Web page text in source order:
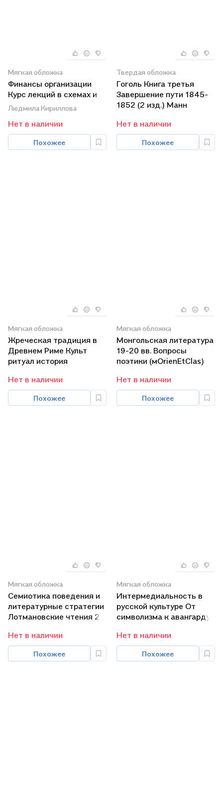
Мягкая обложка
Финансы организации
Курс лекций в схемах и
таблицах (2 изд.) (м)
Людмила Кириллова
Нет в наличии
Похожее
Твердая обложка
Гоголь Книга третья
Завершение пути 1845-
1852 (2 изд.) Манн
Нет в наличии
Похожее
Мягкая обложка
Жреческая традиция в
Древнем Риме Культ
ритуал история
Сидорович
Нет в наличии
Похожее
Мягкая обложка
Монгольская литература
19-20 вв. Вопросы
поэтики (мOrienEtClas)
Нет в наличии
Похожее
Мягкая обложка
Семиотика поведения и
литературные стратегии
Лотмановские чтения 22
Нет в наличии
Похожее
Мягкая обложка
Интермедиальность в
русской культуре От
символизма к авангарду
Леве
Нет в наличии
Похожее